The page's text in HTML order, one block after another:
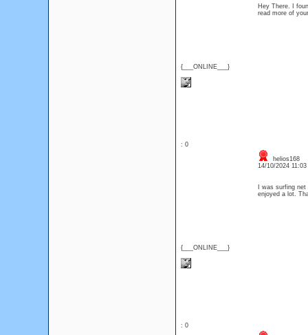
{___ONLINE___}
Hey There. I
read more of
: 0
{___ONLINE___}
helios168
14/10/2024
I was surfing
enjoyed a lot.
: 0